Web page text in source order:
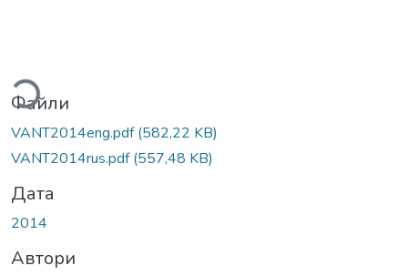
Файли
VANT2014eng.pdf(582,22 KB)
VANT2014rus.pdf(557,48 KB)
Дата
2014
Автори